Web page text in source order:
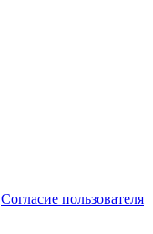
Согласие пользователя